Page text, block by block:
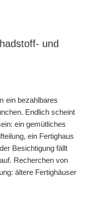
und
ein bezahlbares
Endlich scheint
ein gemütliches
ein Fertighaus
Besichtigung fällt
Recherchen von
ältere Fertighäuser